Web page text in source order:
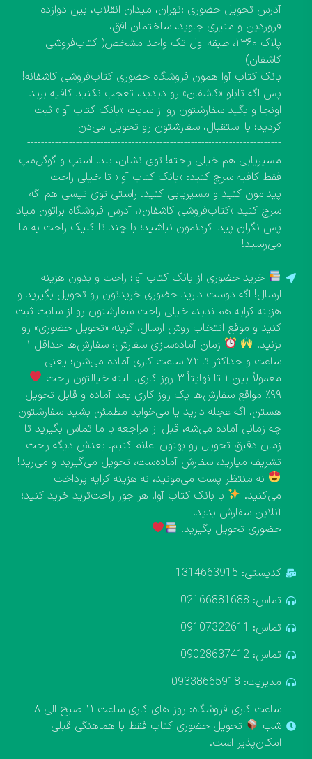
آدرس تحویل حضوری :تهران، میدان انقلاب، بین دوازده
فروردین و منیری جاوید، ساختمان افق،
پلاک ۱۳۶۰، طبقه اول تک واحد مشخص( کتاب‌فروشی
کاشفان)
بانک کتاب آوا همون فروشگاه حضوری کتاب‌فروشی کاشفانه!
پس اگه تابلو «کاشفان» رو دیدید، تعجب نکنید کافیه برید
اونجا و بگید سفارشتون رو از سایت «بانک کتاب آوا» ثبت
کردید؛ با استقبال، سفارشتون رو تحویل می‌دن
-------------------------------------------------------------------------
مسیریابی هم خیلی راحته! توی نشان، بلد، اسنپ و گوگل‌مپ
فقط کافیه سرچ کنید: «بانک کتاب آوا» تا خیلی راحت
پیدامون کنید و مسیریابی کنید. راستی توی تپسی هم اگه
سرچ کنید «کتاب‌فروشی کاشفان»، آدرس فروشگاه براتون میاد
پس نگران پیدا کردنمون نباشید؛ با چند تا کلیک راحت به ما
می‌رسید!
--------------------------------------------
خرید حضوری از بانک کتاب آوا؛ راحت و بدون هزینه
ارسال! اگه دوست دارید حضوری خریدتون رو تحویل بگیرید و
هزینه کرایه هم ندید، خیلی راحت سفارشتون رو از سایت ثبت
کنید و موقع انتخاب روش ارسال، گزینه «تحویل حضوری» رو
بزنید.
زمان آماده‌سازی سفارش: سفارش‌ها حداقل ۱
ساعت و حداکثر تا ۷۲ ساعت کاری آماده می‌شن؛ یعنی
معمولاً بین ۱ تا نهایتاً ۳ روز کاری. البته خیالتون راحت
۹۹٪ مواقع سفارش‌ها یک روز کاری بعد آماده و قابل تحویل
هستن. اگه عجله دارید یا می‌خواید مطمئن بشید سفارشتون
چه زمانی آماده می‌شه، قبل از مراجعه با ما تماس بگیرید تا
زمان دقیق تحویل رو بهتون اعلام کنیم. بعدش دیگه راحت
تشریف میارید، سفارش آماده‌ست، تحویل می‌گیرید و می‌رید!
نه منتظر پست می‌مونید، نه هزینه کرایه پرداخت
می‌کنید.
با بانک کتاب آوا، هر جور راحت‌ترید خرید کنید؛
آنلاین سفارش بدید،
حضوری تحویل بگیرید!
----------------------------------------------------------------------
کدپستی: 1314663915
تماس: 02166881688
تماس: 09107322611
تماس: 09028637412
مدیریت: 09338665918
ساعت کاری فروشگاه: روز های کاری ساعت ۱۱ صبح الی ۸
شب
تحویل حضوری کتاب فقط با هماهنگی قبلی
امکان‌پذیر است.